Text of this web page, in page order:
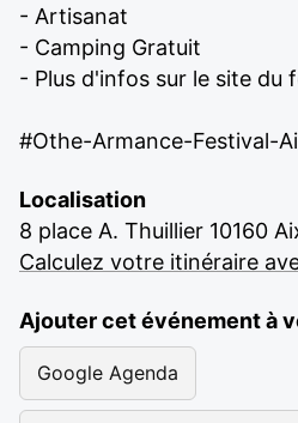
- Artisanat
- Camping Gratuit
- Plus d'infos sur le site du
#Othe-Armance-Festival-
Localisation
8 place A. Thuillier 10160
Calculez votre itinéraire
Ajouter cet événement à
Google Agenda